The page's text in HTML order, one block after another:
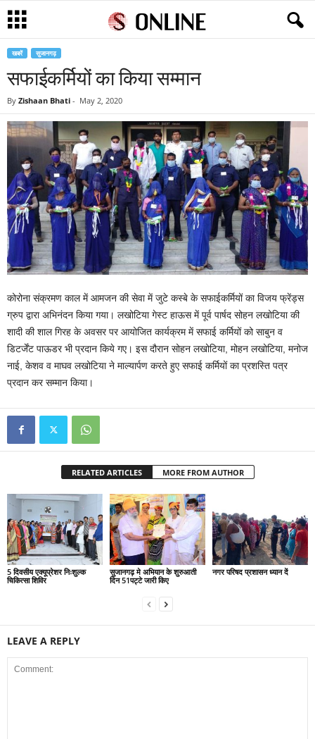
खबरें सुजानगढ़
सफाईकर्मियों का किया सम्मान
By Zishaan Bhati - May 2, 2020
कोरोना संक्रमण काल में आमजन की सेवा में जुटे कस्बे के सफाईकर्मियों का विजय फ्रेंड्स
ग्रुप द्वारा अभिनंदन किया गया। लखोटिया गेस्ट हाऊस में पूर्व पार्षद सोहन लखोटिया की
शादी की शाल गिरह के अवसर पर आयोजित कार्यक्रम में सफाई कर्मियों को साबुन व
डिटर्जेंट पाऊडर भी प्रदान किये गए। इस दौरान सोहन लखोटिया, मोहन लखोटिया, मनोज
नाई, केशव व माघव लखोटिया ने माल्यार्पण करते हुए सफाई कर्मियों का प्रशस्ति पत्र
प्रदान कर सम्मान किया।
RELATED ARTICLES MORE FROM AUTHOR
5 दिवसीय एक्यूप्रेशर निःशुल्क
चिकित्सा शिविर
सुजानगढ़ मे अभियान के शुरुआती
दिन 51पट्टे जारी किए
नगर परिषद प्रशासन ध्यान दें
LEAVE A REPLY